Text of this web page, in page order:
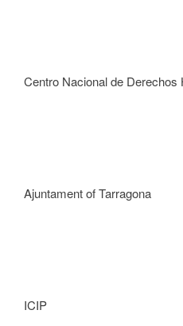
Centro Nacional de Derechos
Ajuntament of Tarragona
ICIP